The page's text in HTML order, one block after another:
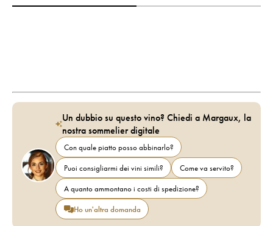
Un dubbio su questo vino? Chiedi a Margaux, la
nostra sommelier digitale
Con quale piatto posso abbinarlo?
Puoi consigliarmi dei vini simili?
Come va servito?
A quanto ammontano i costi di spedizione?
Ho un'altra domanda